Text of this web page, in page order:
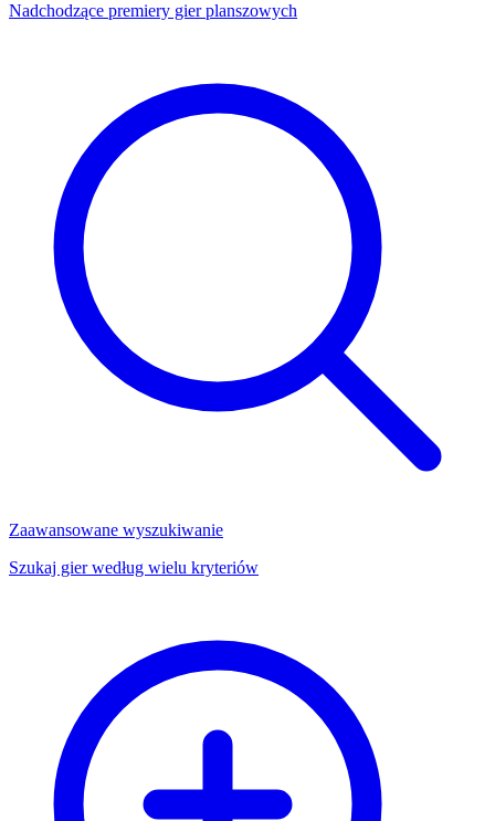
Nadchodzące premiery gier planszowych
Zaawansowane wyszukiwanie
Szukaj gier według wielu kryteriów